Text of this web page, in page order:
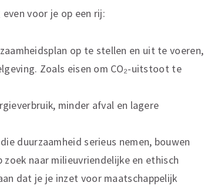
voor je op een rij:
op te stellen en uit te voeren,
Zoals eisen om CO₂-uitstoot te
minder afval en lagere
duurzaamheid serieus nemen, bouwen
naar milieuvriendelijke en ethisch
dat je je inzet voor maatschappelijk